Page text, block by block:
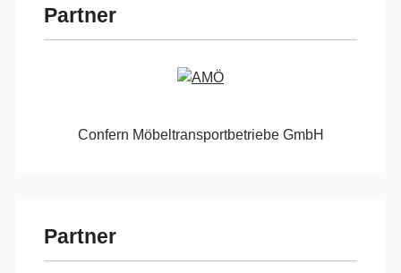
Partner
Confern Möbeltransportbetriebe GmbH
Partner